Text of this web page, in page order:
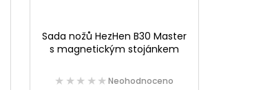
Sada nožů HezHen B30 Master
s magnetickým stojánkem
★★★★★
★★★★★ Neohodnoceno